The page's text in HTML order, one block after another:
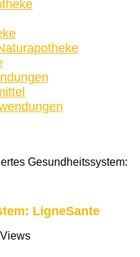
Gesundheitssystem:
LigneSante